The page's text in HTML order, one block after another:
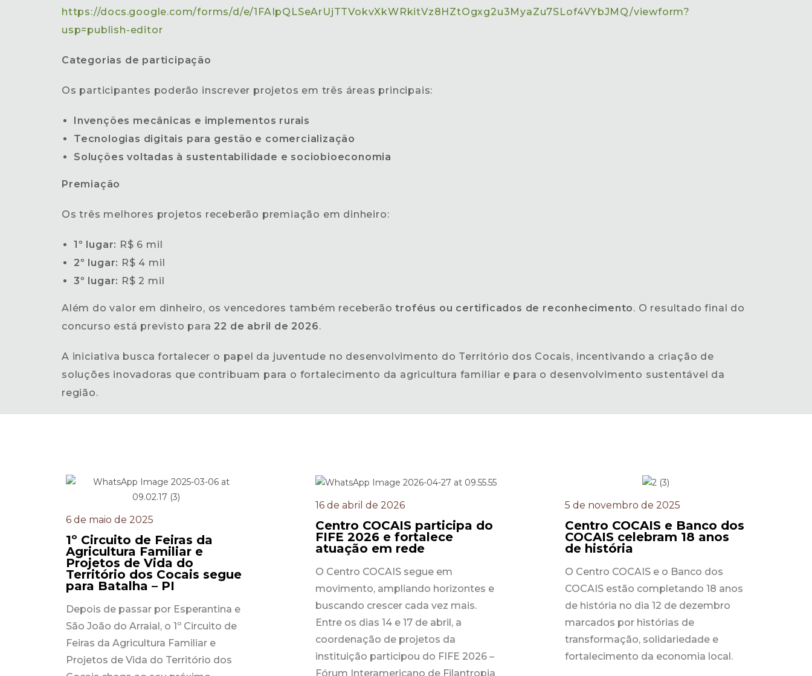
https://docs.google.com/forms/d/e/1FAIpQLSeArUjTTVokvXkWRkitVz8HZtOgxg2u3MyaZu7SLof4VYbJMQ/viewform?
usp=publish-editor
Categorias de participação
Os participantes poderão inscrever projetos em três áreas principais:
Invenções mecânicas e implementos rurais
Tecnologias digitais para gestão e comercialização
Soluções voltadas à sustentabilidade e sociobioeconomia
Premiação
Os três melhores projetos receberão premiação em dinheiro:
1º lugar: R$ 6 mil
2º lugar: R$ 4 mil
3º lugar: R$ 2 mil
Além do valor em dinheiro, os vencedores também receberãotroféus ou certificados de reconhecimento. O resultado final do
concurso está previsto para 22 de abril de 2026.
A iniciativa busca fortalecer o papel da juventude no desenvolvimento do Território dos Cocais, incentivando a criação de
soluções inovadoras que contribuam para o fortalecimento da agricultura familiar e para o desenvolvimento sustentável da
região.
6 de maio de 2025
1º Circuito de Feiras da
Agricultura Familiar e
Projetos de Vida do
Território dos Cocais segue
para Batalha – PI
Depois de passar por Esperantina e
São João do Arraial, o 1º Circuito de
Feiras da Agricultura Familiar e
Projetos de Vida do Território dos
16 de abril de 2026
Centro COCAIS participa do
FIFE 2026 e fortalece
atuação em rede
O Centro COCAIS segue em
movimento, ampliando horizontes e
buscando crescer cada vez mais.
Entre os dias 14 e 17 de abril, a
coordenação de projetos da
instituição participou do FIFE 2026 –
Fórum Interamericano de Filantropia
5 de novembro de 2025
Centro COCAIS e Banco dos
COCAIS celebram 18 anos
de história
O Centro COCAIS e o Banco dos
COCAIS estão completando 18 anos
de história no dia 12 de dezembro
marcados por histórias de
transformação, solidariedade e
fortalecimento da economia local.